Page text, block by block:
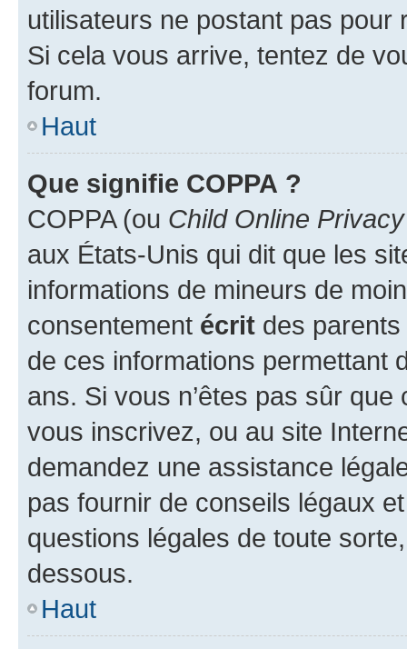
utilisateurs ne postant pas pour
Si cela vous arrive, tentez de
forum.
Haut
Que signifie COPPA ?
COPPA (ou Child Online
aux États-Unis qui dit que les
informations de mineurs de
consentement écrit des parents
de ces informations permettant
ans. Si vous n’êtes pas sûr
vous inscrivez, ou au site
demandez une assistance
pas fournir de conseils légaux
questions légales de toute
dessous.
Haut